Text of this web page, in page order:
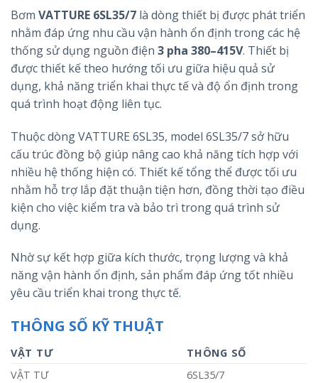
Bơm VATTURE 6SL35/7 là dòng thiết bị được phát triển
nhằm đáp ứng nhu cầu vận hành ổn định trong các hệ
thống sử dụng nguồn điện 3 pha 380–415V. Thiết bị
được thiết kế theo hướng tối ưu giữa hiệu quả sử
dụng, khả năng triển khai thực tế và độ ổn định trong
quá trình hoạt động liên tục.
Thuộc dòng VATTURE 6SL35, model 6SL35/7 sở hữu
cấu trúc đồng bộ giúp nâng cao khả năng tích hợp với
nhiều hệ thống hiện có. Thiết kế tổng thể được tối ưu
nhằm hỗ trợ lắp đặt thuận tiện hơn, đồng thời tạo điều
kiện cho việc kiểm tra và bảo trì trong quá trình sử
dụng.
Nhờ sự kết hợp giữa kích thước, trọng lượng và khả
năng vận hành ổn định, sản phẩm đáp ứng tốt nhiều
yêu cầu triển khai trong thực tế.
THÔNG SỐ KỸ THUẬT
VẬT TƯ
THÔNG SỐ
VẬT TƯ
6SL35/7